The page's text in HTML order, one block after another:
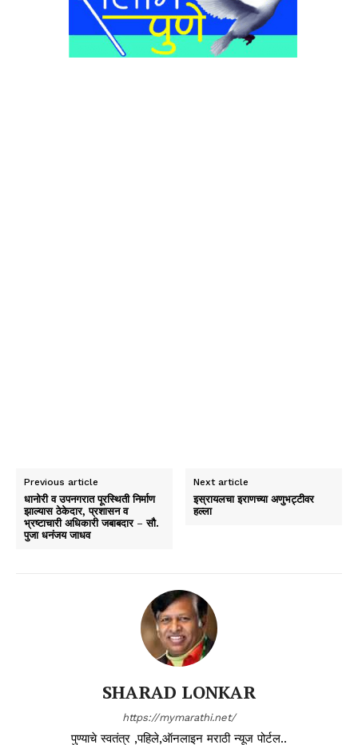
Previous article
धानोरी व उपनगरात पूरस्थिती निर्माण
झाल्यास ठेकेदार, प्रशासन व
भ्रष्टाचारी अधिकारी जबाबदार – सौ.
पुजा धनंजय जाधव
Next article
इस्रायलचा इराणच्या अणुभट्टीवर
हल्ला
SHARAD LONKAR
https://mymarathi.net/
पुण्याचे स्वतंत्र ,पहिले,ऑनलाइन मराठी न्यूज पोर्टल..